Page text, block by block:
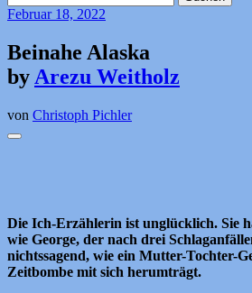
nach:
Februar18, 2022
Beinahe Alaska
by Arezu Weitholz
von Christoph Pichler
Die Ich-Erzählerin ist unglücklich. Sie
wie George, der nach drei
nichtssagend, wie ein Mutter-Tochter-
Zeitbombe mit sich herumträgt.